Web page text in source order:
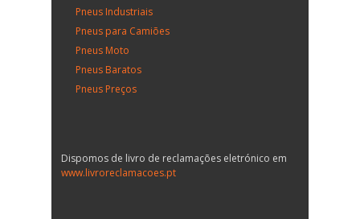
Pneus Industriais
Pneus para Camiões
Pneus Moto
Pneus Baratos
Pneus Preços
Dispomos de livro de reclamações eletrónico em
www.livroreclamacoes.pt